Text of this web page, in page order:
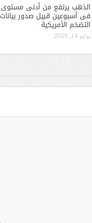
الذهب يرتفع من أدنى مستوى
فى أسبوعين قبيل صدور بيانات
التضخم الأمريكية
يوليو 14, 2026